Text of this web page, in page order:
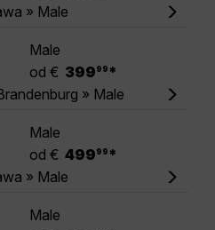
» Male
Male
od € 399 99 *
» Male
Male
od € 499 99 *
» Male
Male